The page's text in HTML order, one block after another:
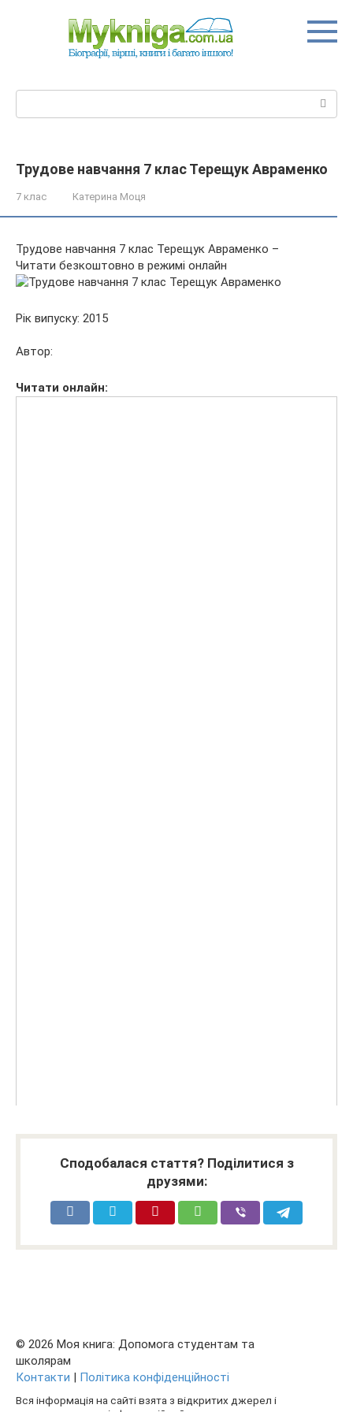
Трудове навчання 7 клас Терещук Авраменко
7 клас Катерина Моця
Трудове навчання 7 клас Терещук Авраменко –
Читати безкоштовно в режимі онлайн
Рік випуску: 2015
Автор:
Читати онлайн:
Сподобалася стаття? Поділитися з
друзями:
© 2026 Моя книга: Допомога студентам та
школярам
Контакти | Політика конфіденційності
Вся інформація на сайті взята з відкритих джерел і